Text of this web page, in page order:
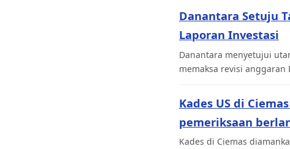
Danantara Setuju
Laporan Investasi
Danantara menyetujui
memaksa revisi anggaran
Kades US di
pemeriksaan
Kades di Ciemas